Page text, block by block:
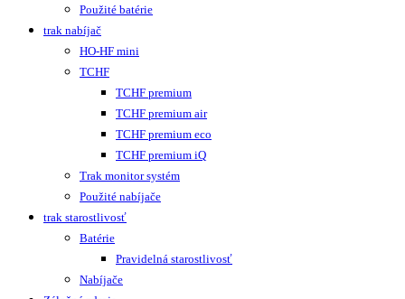
Použité batérie
trak nabíjač
HO-HF mini
TCHF
TCHF premium
TCHF premium air
TCHF premium eco
TCHF premium iQ
Trak monitor systém
Použité nabíjače
trak starostlivosť
Batérie
Pravidelná starostlivosť
Nabíjače